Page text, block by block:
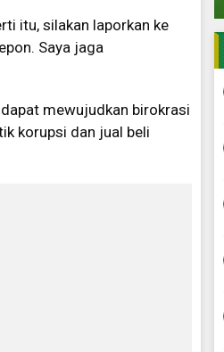
itu, silakan laporkan ke
Saya jaga
mewujudkan birokrasi
korupsi dan jual beli